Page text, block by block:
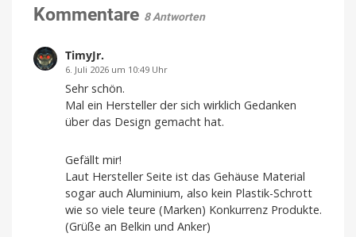
VPU-
Design
frische
Kommentare 8 Antworten
TimyJr.
6. Juli 2026 um 10:49 Uhr
Sehr schön.
Mal ein Hersteller der sich wirklich Gedanken
über das Design gemacht hat.
Gefällt mir!
Laut Hersteller Seite ist das Gehäuse Material
sogar auch Aluminium, also kein Plastik-Schrott
wie so viele teure (Marken) Konkurrenz Produkte.
(Grüße an Belkin und Anker)